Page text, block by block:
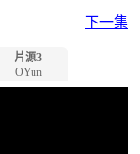
下一集
片源3
OYun